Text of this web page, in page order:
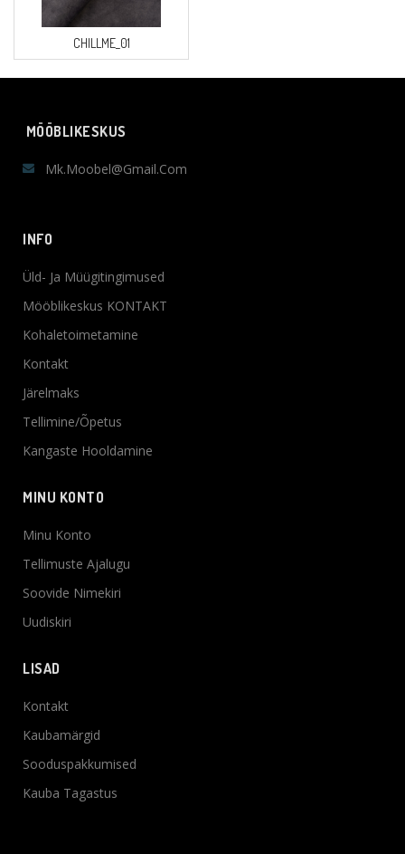
CHILLME_01
MÖÖBLIKESKUS
Mk.moobel@gmail.com
INFO
Üld- Ja Müügitingimused
Mööblikeskus KONTAKT
Kohaletoimetamine
Kontakt
Järelmaks
Tellimine/Õpetus
Kangaste Hooldamine
MINU KONTO
Minu Konto
Tellimuste Ajalugu
Soovide Nimekiri
Uudiskiri
LISAD
Kontakt
Kaubamärgid
Sooduspakkumised
Kauba Tagastus